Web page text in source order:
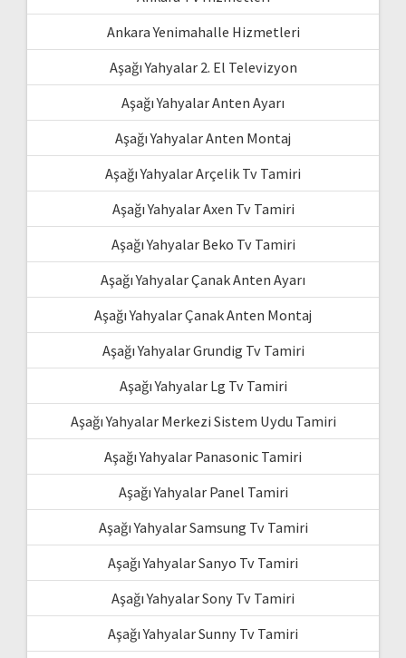
Ankara Yenimahalle Hizmetleri
Aşağı Yahyalar 2. El Televizyon
Aşağı Yahyalar Anten Ayarı
Aşağı Yahyalar Anten Montaj
Aşağı Yahyalar Arçelik Tv Tamiri
Aşağı Yahyalar Axen Tv Tamiri
Aşağı Yahyalar Beko Tv Tamiri
Aşağı Yahyalar Çanak Anten Ayarı
Aşağı Yahyalar Çanak Anten Montaj
Aşağı Yahyalar Grundig Tv Tamiri
Aşağı Yahyalar Lg Tv Tamiri
Aşağı Yahyalar Merkezi Sistem Uydu Tamiri
Aşağı Yahyalar Panasonic Tamiri
Aşağı Yahyalar Panel Tamiri
Aşağı Yahyalar Samsung Tv Tamiri
Aşağı Yahyalar Sanyo Tv Tamiri
Aşağı Yahyalar Sony Tv Tamiri
Aşağı Yahyalar Sunny Tv Tamiri